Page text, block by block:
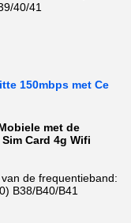
40/41
150mbps met Ce
met de
Card 4g Wifi
de frequentieband:
B38/B40/B41